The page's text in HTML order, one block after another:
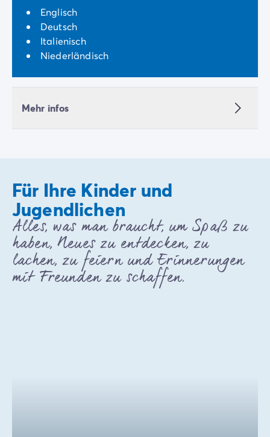
Englisch
Deutsch
Italienisch
Niederländisch
Mehr infos
Für Ihre Kinder und
Jugendlichen
Alles, was man braucht, um Spaß zu
haben, Neues zu entdecken, zu
lachen, zu feiern und Erinnerungen
mit Freunden zu schaffen.